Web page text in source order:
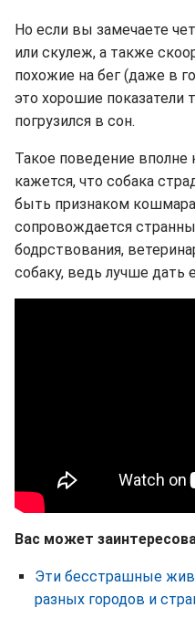
Но если вы замечаете
или скулеж, а также
похожие на бег (даже в
это хорошие
погрузился в сон.
Такое поведение вполне
кажется, что собака
быть признаком
сопровождается
бодрствования,
собаку, ведь лучше дать
Вас может
Эти бесстрашные
разных городов и